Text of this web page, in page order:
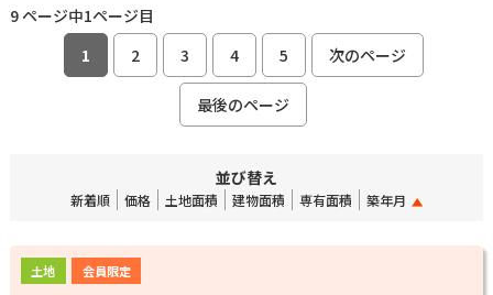
9 ページ中1ページ目
1
2 3 4 5 次のページ
最後のページ
並び替え
新着順 価格 土地面積 建物面積 専有面積 築年月
土地 会員限定